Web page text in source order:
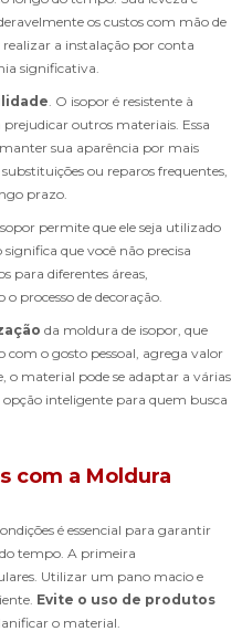
os custos com mão de
a instalação por conta
significativa.
. O isopor é resistente à
outros materiais. Essa
sua aparência por mais
ou reparos frequentes,
prazo.
permite que ele seja utilizado
significa que você não precisa
para diferentes áreas,
processo de decoração.
da moldura de isopor, que
com o gosto pessoal, agrega valor
o material pode se adaptar a várias
inteligente para quem busca
com a Moldura
é essencial para garantir
tempo. A primeira
Utilizar um pano macio e
Evite o uso de produtos
o material.